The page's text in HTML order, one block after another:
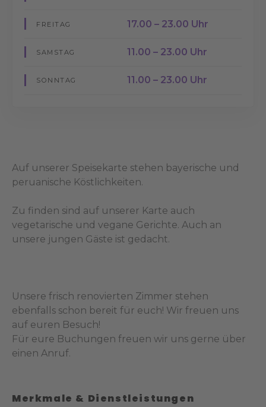
FREITAG 17.00 – 23.00 Uhr
SAMSTAG 11.00 – 23.00 Uhr
SONNTAG 11.00 – 23.00 Uhr
Auf unserer Speisekarte stehen bayerische und
peruanische Köstlichkeiten.
Zu finden sind auf unserer Karte auch
vegetarische und vegane Gerichte. Auch an
unsere jungen Gäste ist gedacht.
Unsere frisch renovierten Zimmer stehen
ebenfalls schon bereit für euch! Wir freuen uns
auf euren Besuch!
Für eure Buchungen freuen wir uns gerne über
einen Anruf.
Merkmale & Dienstleistungen